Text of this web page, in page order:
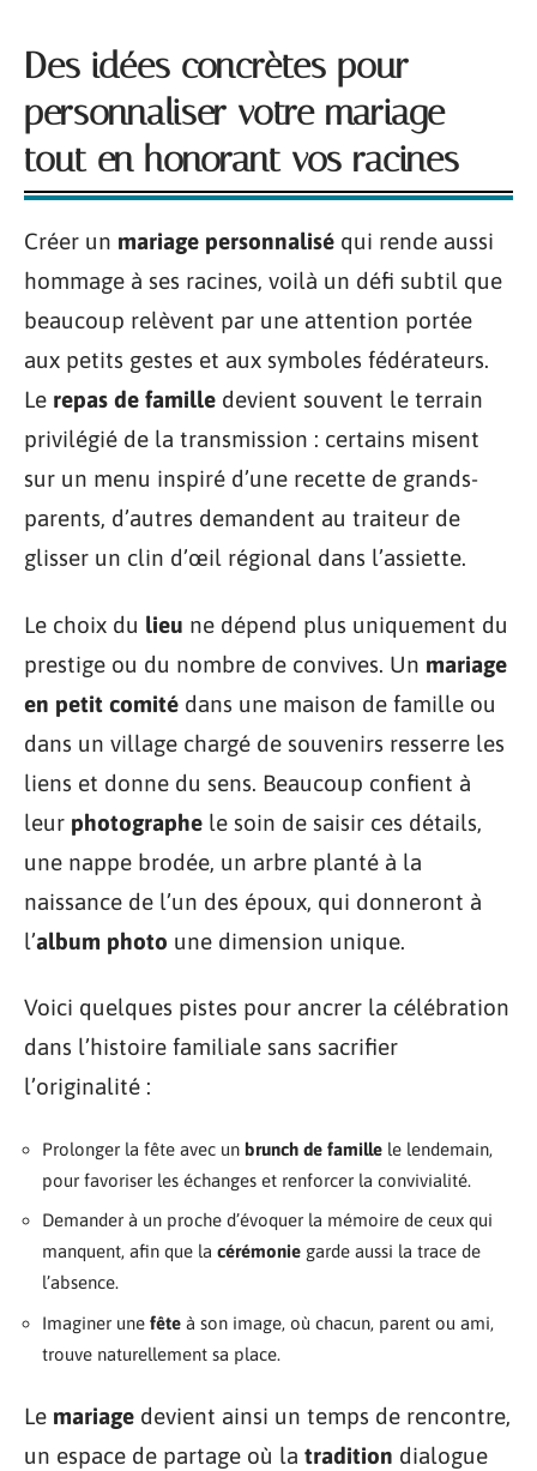
Des idées concrètes pour
personnaliser votre mariage
tout en honorant vos racines
Créer un mariage personnalisé qui rende aussi
hommage à ses racines, voilà un défi subtil que
beaucoup relèvent par une attention portée
aux petits gestes et aux symboles fédérateurs.
Le repas de famille devient souvent le terrain
privilégié de la transmission : certains misent
sur un menu inspiré d’une recette de grands-
parents, d’autres demandent au traiteur de
glisser un clin d’œil régional dans l’assiette.
Le choix du lieu ne dépend plus uniquement du
prestige ou du nombre de convives. Un mariage
en petit comité dans une maison de famille ou
dans un village chargé de souvenirs resserre les
liens et donne du sens. Beaucoup confient à
leur photographe le soin de saisir ces détails,
une nappe brodée, un arbre planté à la
naissance de l’un des époux, qui donneront à
l’album photo une dimension unique.
Voici quelques pistes pour ancrer la célébration
dans l’histoire familiale sans sacrifier
l’originalité :
Prolonger la fête avec un brunch de famille le lendemain,
pour favoriser les échanges et renforcer la convivialité.
Demander à un proche d’évoquer la mémoire de ceux qui
manquent, afin que la cérémonie garde aussi la trace de
l’absence.
Imaginer une fête à son image, où chacun, parent ou ami,
trouve naturellement sa place.
Le mariage devient ainsi un temps de rencontre,
un espace de partage où la tradition dialogue